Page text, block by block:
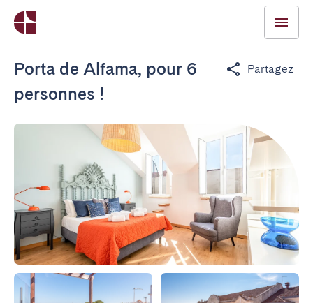
Porta de Alfama, pour 6
personnes !
Partagez